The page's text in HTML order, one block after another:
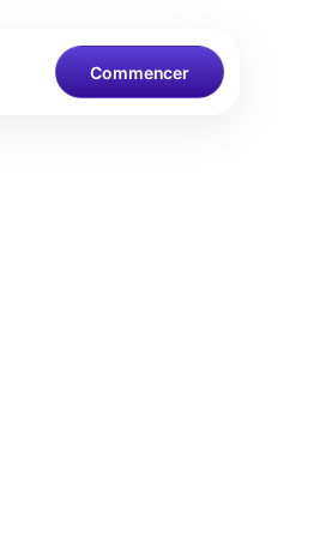
Commencer